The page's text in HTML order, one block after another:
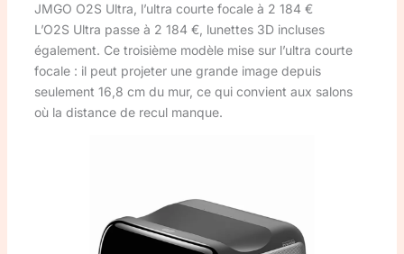
JMGO O2S Ultra, l’ultra courte focale à 2 184 €
L’O2S Ultra passe à 2 184 €, lunettes 3D incluses
également. Ce troisième modèle mise sur l’ultra courte
focale : il peut projeter une grande image depuis
seulement 16,8 cm du mur, ce qui convient aux salons
où la distance de recul manque.